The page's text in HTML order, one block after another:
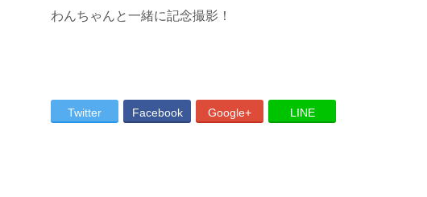
わんちゃんと一緒に記念撮影！
Twitter Facebook Google+ LINE